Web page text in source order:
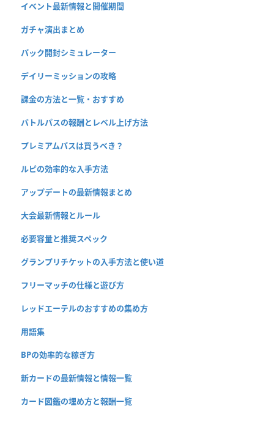
イベント最新情報と開催期間
ガチャ演出まとめ
パック開封シミュレーター
デイリーミッションの攻略
課金の方法と一覧・おすすめ
バトルパスの報酬とレベル上げ方法
プレミアムパスは買うべき？
ルピの効率的な入手方法
アップデートの最新情報まとめ
大会最新情報とルール
必要容量と推奨スペック
グランプリチケットの入手方法と使い道
フリーマッチの仕様と遊び方
レッドエーテルのおすすめの集め方
用語集
BPの効率的な稼ぎ方
新カードの最新情報と情報一覧
カード図鑑の埋め方と報酬一覧